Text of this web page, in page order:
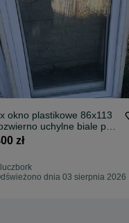
okno plastikowe 86x113
uchylne biale pcv
demont
zł
dnia 03 sierpnia 2026